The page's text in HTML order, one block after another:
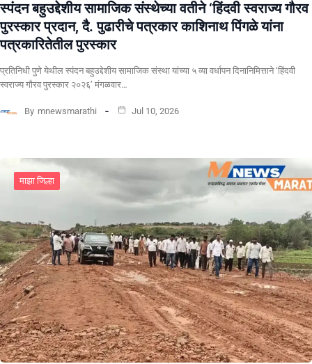
स्पंदन बहुउद्देशीय सामाजिक संस्थेच्या वतीने ‘हिंदवी स्वराज्य गौरव
पुरस्कार प्रदान, दै. पुढारीचे पत्रकार काशिनाथ पिंगळे यांना
पत्रकारितेतील पुरस्कार
प्रतिनिधी पुणे येथील स्पंदन बहुउद्देशीय सामाजिक संस्था यांच्या ५ व्या वर्धापन दिनानिमित्ताने ‘हिंदवी
स्वराज्य गौरव पुरस्कार २०२६’ मंगळवार…
By mnewsmarathi Jul 10, 2026
माझा जिल्हा